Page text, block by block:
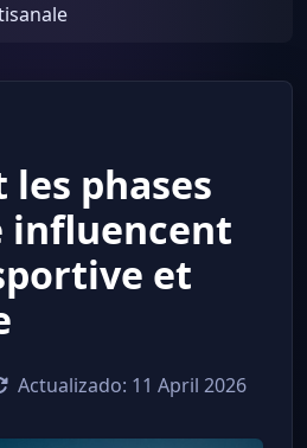
phases
influencent
et
Actualizado: 11 April 2026